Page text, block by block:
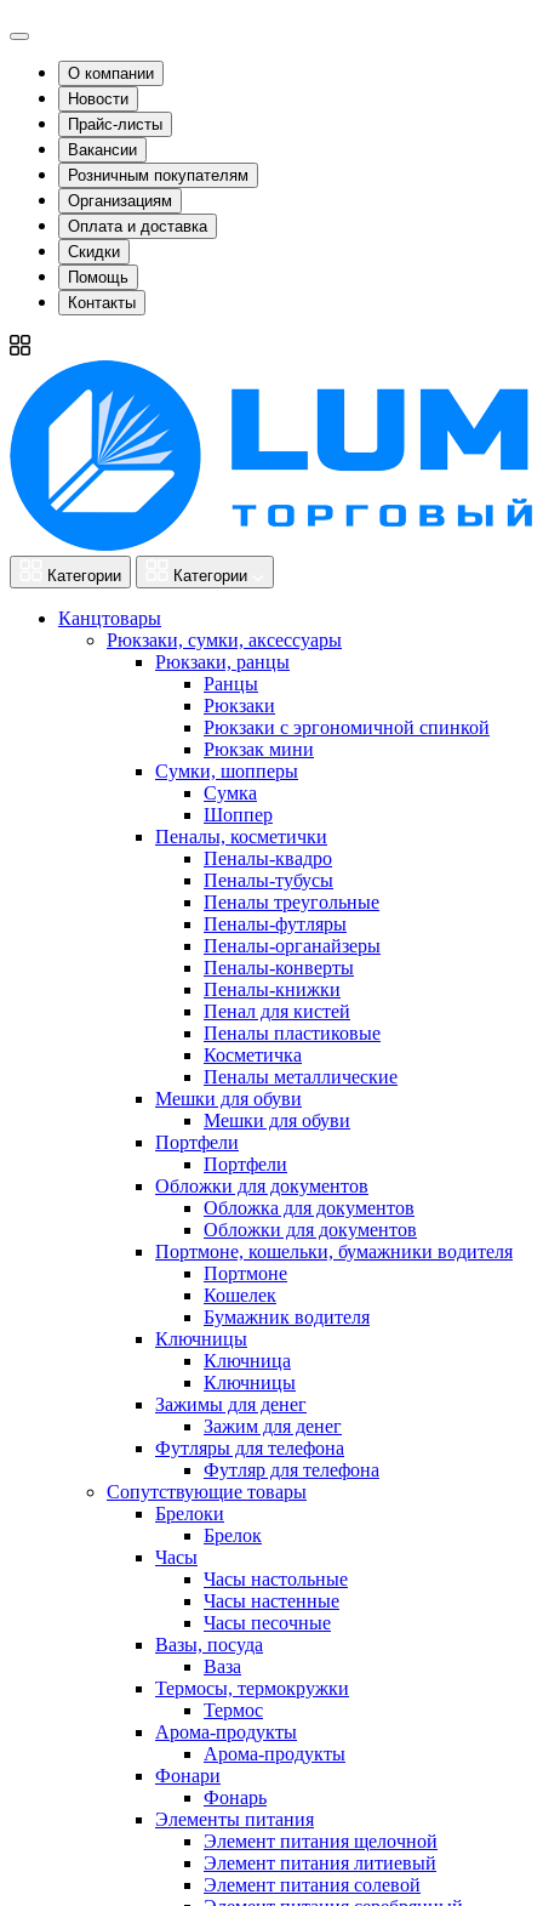
О компании
Новости
Прайс-листы
Вакансии
Розничным покупателям
Организациям
Оплата и доставка
Скидки
Помощь
Контакты
Категории Категории
Канцтовары
Рюкзаки, сумки, аксессуары
Рюкзаки, ранцы
Ранцы
Рюкзаки
Рюкзаки с эргономичной спинкой
Рюкзак мини
Сумки, шопперы
Сумка
Шоппер
Пеналы, косметички
Пеналы-квадро
Пеналы-тубусы
Пеналы треугольные
Пеналы-футляры
Пеналы-органайзеры
Пеналы-конверты
Пеналы-книжки
Пенал для кистей
Пеналы пластиковые
Косметичка
Пеналы металлические
Мешки для обуви
Мешки для обуви
Портфели
Портфели
Обложки для документов
Обложка для документов
Обложки для документов
Портмоне, кошельки, бумажники водителя
Портмоне
Кошелек
Бумажник водителя
Ключницы
Ключница
Ключницы
Зажимы для денег
Зажим для денег
Футляры для телефона
Футляр для телефона
Сопутствующие товары
Брелоки
Брелок
Часы
Часы настольные
Часы настенные
Часы песочные
Вазы, посуда
Ваза
Термосы, термокружки
Термос
Арома-продукты
Арома-продукты
Фонари
Фонарь
Элементы питания
Элемент питания щелочной
Элемент питания литиевый
Элемент питания солевой